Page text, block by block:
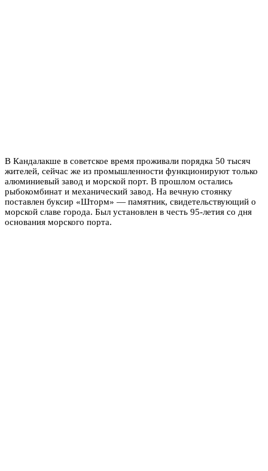
В Кандалакше в советское время проживали порядка 50 тысяч
жителей, сейчас же из промышленности функционируют только
алюминиевый завод и морской порт. В прошлом остались
рыбокомбинат и механический завод. На вечную стоянку
поставлен буксир «Шторм» — памятник, свидетельствующий о
морской славе города. Был установлен в честь 95-летия со дня
основания морского порта.